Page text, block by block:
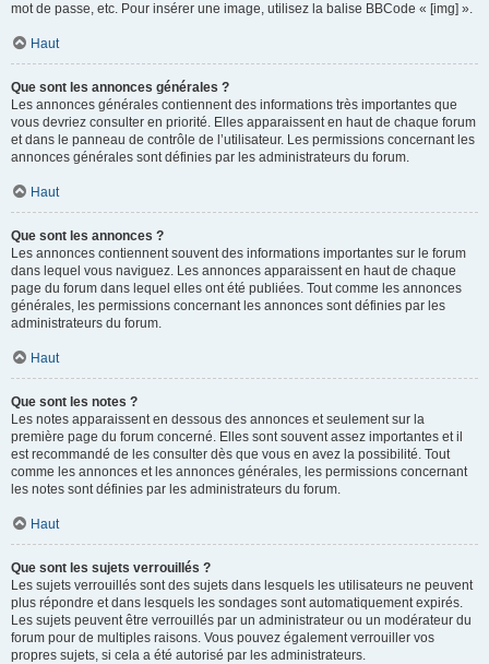
mot de passe, etc. Pour insérer une image, utilisez la balise BBCode « [img] ».
Haut
Que sont les annonces générales ?
Les annonces générales contiennent des informations très importantes que
vous devriez consulter en priorité. Elles apparaissent en haut de chaque forum
et dans le panneau de contrôle de l’utilisateur. Les permissions concernant les
annonces générales sont définies par les administrateurs du forum.
Haut
Que sont les annonces ?
Les annonces contiennent souvent des informations importantes sur le forum
dans lequel vous naviguez. Les annonces apparaissent en haut de chaque
page du forum dans lequel elles ont été publiées. Tout comme les annonces
générales, les permissions concernant les annonces sont définies par les
administrateurs du forum.
Haut
Que sont les notes ?
Les notes apparaissent en dessous des annonces et seulement sur la
première page du forum concerné. Elles sont souvent assez importantes et il
est recommandé de les consulter dès que vous en avez la possibilité. Tout
comme les annonces et les annonces générales, les permissions concernant
les notes sont définies par les administrateurs du forum.
Haut
Que sont les sujets verrouillés ?
Les sujets verrouillés sont des sujets dans lesquels les utilisateurs ne peuvent
plus répondre et dans lesquels les sondages sont automatiquement expirés.
Les sujets peuvent être verrouillés par un administrateur ou un modérateur du
forum pour de multiples raisons. Vous pouvez également verrouiller vos
propres sujets, si cela a été autorisé par les administrateurs.